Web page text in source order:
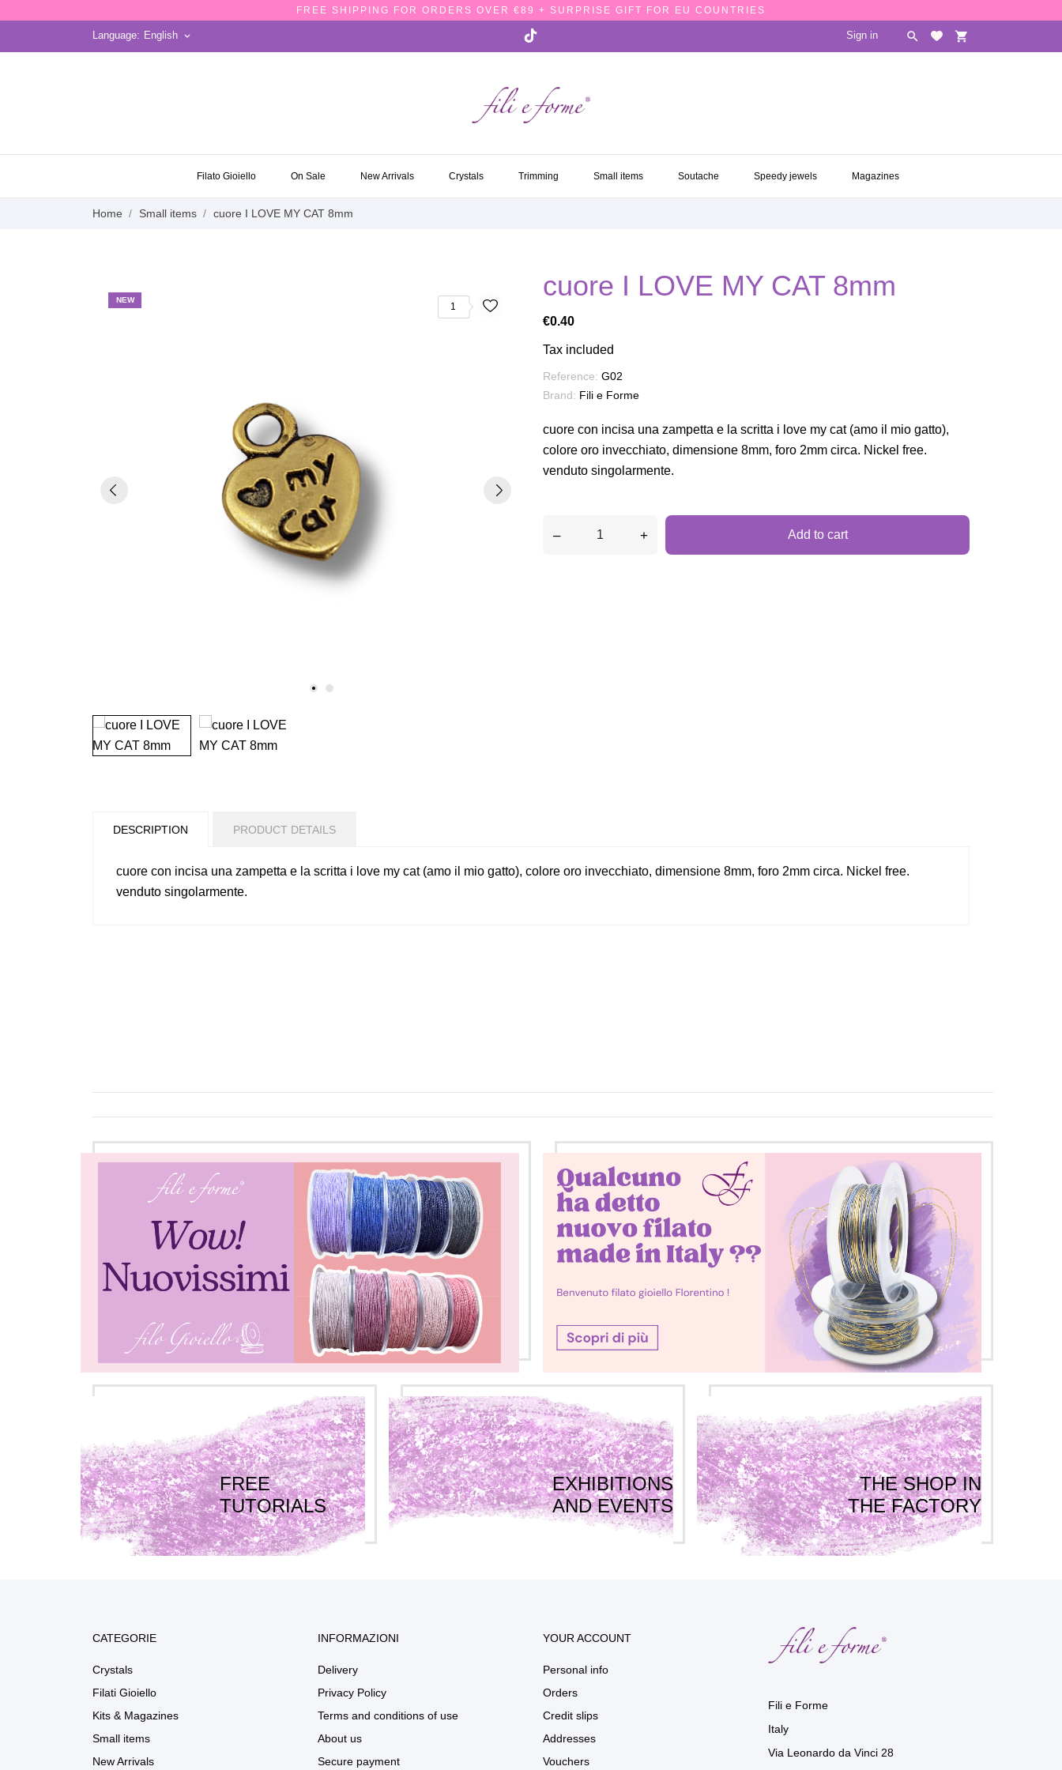
FREE SHIPPING FOR ORDERS OVER €89 + SURPRISE GIFT FOR EU COUNTRIES
Language: English keyboard_arrow_down Sign in  shopping_cart
Filato Gioiello On Sale New Arrivals Crystals Trimming Small items Soutache Speedy jewels Magazines
Home Small items cuore I LOVE MY CAT 8mm
NEW
1
cuore I LOVE MY CAT 8mm
€0.40
Tax included
Reference: G02
Brand: Fili e Forme
cuore con incisa una zampetta e la scritta i love my cat (amo il mio gatto),
colore oro invecchiato, dimensione 8mm, foro 2mm circa. Nickel free.
venduto singolarmente.
– + Add to cart
DESCRIPTION PRODUCT DETAILS
cuore con incisa una zampetta e la scritta i love my cat (amo il mio gatto), colore oro invecchiato, dimensione 8mm, foro 2mm circa. Nickel free.
venduto singolarmente.
FREE
TUTORIALS
EXHIBITIONS
AND EVENTS
THE SHOP IN
THE FACTORY
CATEGORIE
Crystals
Filati Gioiello
Kits & Magazines
Small items
New Arrivals
INFORMAZIONI
Delivery
Privacy Policy
Terms and conditions of use
About us
Secure payment
YOUR ACCOUNT
Personal info
Orders
Credit slips
Addresses
Vouchers
Fili e Forme
Italy
Via Leonardo da Vinci 28